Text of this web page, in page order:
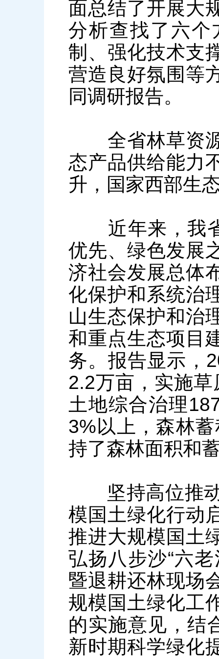
面总结了开展大
分析查找了六个
制、强化技术支
营造良好氛围等
同调研报告。
全省林草资源
态产品供给能力
升，国家西部生
近年来，我省
优先、绿色发展
济社会发展总体
化保护和系统治
山生态保护和治
和重点生态项目
务。报告显示，
2.2万亩，实施
土地综合治理
3%以上，森林
持了森林面积和
坚持高位推动
模国土绿化行动
推进大规模国土
弘扬八步沙“六
暨退耕还林现场
规模国土绿化工
的实施意见，结
新时期科学绿化